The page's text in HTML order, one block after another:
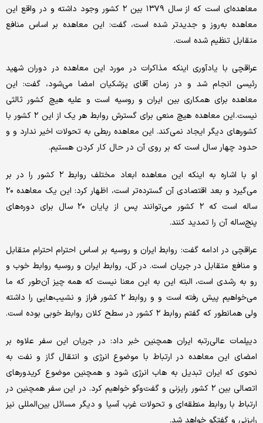
معاهده‌ای است که از سال ۱۳۷۹ بین ۲ کشور وجود داشته و در واقع این
معاهده به‌روز و جدیدتر شده است، گفت: این معاهده بر اساس منافع
متقابل تنظیم شده است.
عراقچی با یادآوری اینکه مذاکرات در مورد این معاهده در دوران شهید
رئیسی انجام شد و در زمان آقای پزشکیان امضا می‌شود، گفت: این
معاهده برای همکاری بین ایران و روسیه است و علیه هیچ کشور ثالثی
نیست. این معاهده هیچ منعی برای گسترش روابط هر یک از این ۲ کشور با
کشورهای دیگر ایجاد نمی‌کند. این معاهده ربطی به تحولات اخیر ندارد و و
حدود چهار سال است که بر روی آن در حال کار کردن هستیم.
او با اشاره به اینکه این معاهده ابعاد مختلف روابط ۲ کشور را در بر
می‌گیرد و بعد اقتصادی آن گسترده‌تر است، اظهار کرد: این یک معاهده ۲۰
ساله است که ۲ کشور می‌توانند پس از پایان ۲۰ سال برای دوره‌های
پنج‌ساله آن را تمدید کنند.
عراقچی در ادامه گفت: روابط ایران و روسیه بر اساس احترام احترام متقابل
و منافع متقابل در جریان است. در کل، روابط ایران و روسیه روابط خوب و
رو به رشدی است، البته این به این معنا نیست که همه چیز آن‌طور که ما
می‌خواهیم پیش رفته است و و روابط ۲ کشور فراز و نشیب‌هایی را داشته
ولی همانطور که گفتم روابط ۲ کشور در سطح کلان روابط خوبی بوده است.
دیپلمات عالی‌رتبه ایران همچنین خبر داد: در جریان این سفر علاوه بر
امضای این معاهده در ارتباط با موضوع انرژی و انتقال گاز و نفت به
نحوی که ایران تبدیل به هاب انرژی شود و همچنین موضوع کریدورهای
اتصالی بین ۲ کشور رایزنی و گفت‌وگو خواهیم کرد. در این سفر همچنین در
ارتباط با روابط منطقه‌ای و تحولات غرب آسیا و دیگر مسائل بین‌المللی نیز
رایزنی و گفتگو خواهد شد.